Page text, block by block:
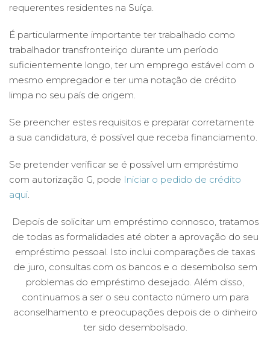
requerentes residentes na Suíça.
É particularmente importante ter trabalhado como
trabalhador transfronteiriço durante um período
suficientemente longo, ter um emprego estável com o
mesmo empregador e ter uma notação de crédito
limpa no seu país de origem.
Se preencher estes requisitos e preparar corretamente
a sua candidatura, é possível que receba financiamento.
Se pretender verificar se é possível um empréstimo
com autorização G, pode Iniciar o pedido de crédito
aqui.
Depois de solicitar um empréstimo connosco, tratamos
de todas as formalidades até obter a aprovação do seu
empréstimo pessoal. Isto inclui comparações de taxas
de juro, consultas com os bancos e o desembolso sem
problemas do empréstimo desejado. Além disso,
continuamos a ser o seu contacto número um para
aconselhamento e preocupações depois de o dinheiro
ter sido desembolsado.